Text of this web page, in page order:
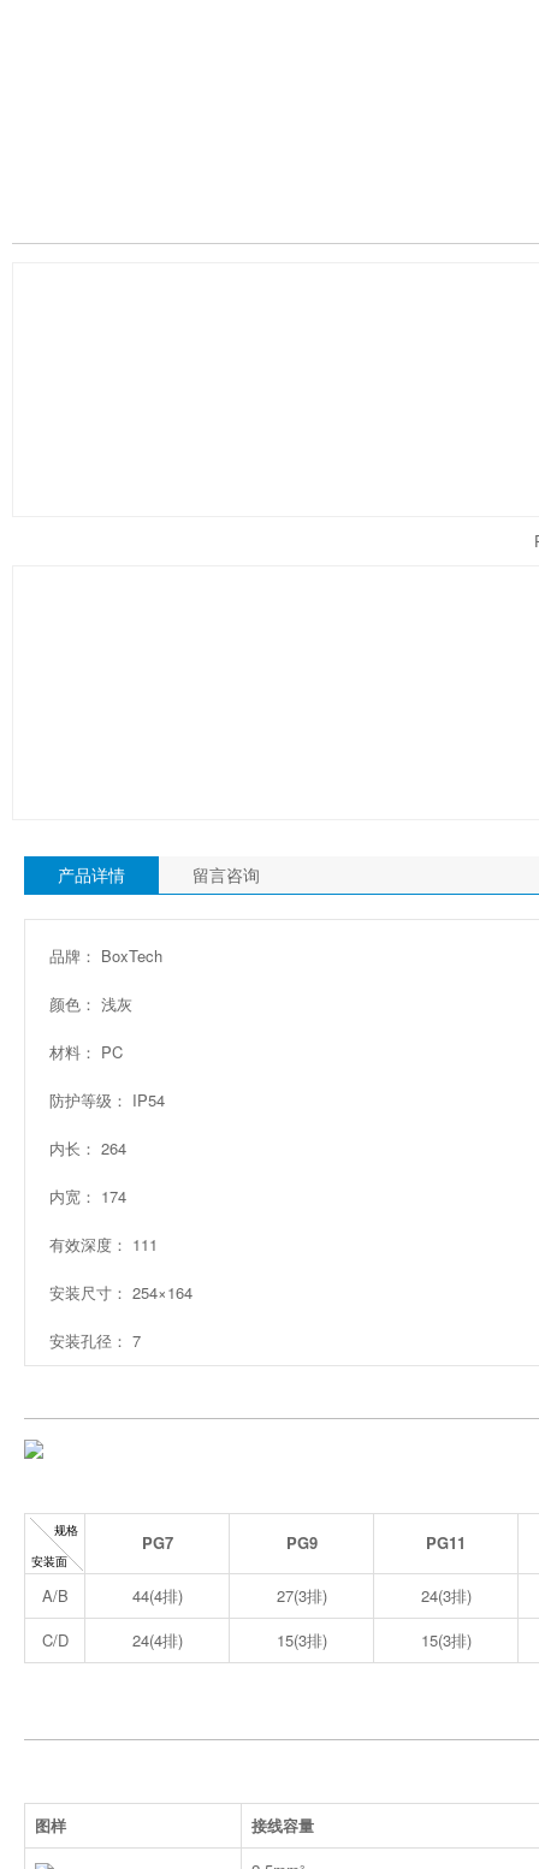
产品详情 留言咨询
品牌： BoxTech
颜色： 浅灰
材料： PC
防护等级： IP54
内长： 264
内宽： 174
有效深度： 111
安装尺寸： 254×164
安装孔径： 7
PG7 PG9 PG11
A/B 44(4排) 27(3排)
24(3排)
C/D
24(4排) 15(3排) 15(3排)
图样
接线容量